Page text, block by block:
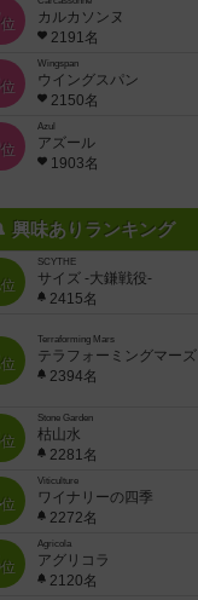
位
カルカソンヌ
2191名
位
Wingspan
ウイングスパン
2150名
位
Azul
アズール
1903名
興味ありランキング
位
SCYTHE
サイズ -大鎌戦役-
2415名
位
Terraforming Mars
テラフォーミングマーズ
2394名
位
Stone Garden
枯山水
2281名
位
Viticulture
ワイナリーの四季
2272名
位
Agricola
アグリコラ
2120名